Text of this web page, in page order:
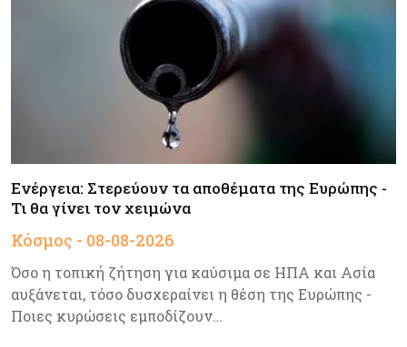
Κύπρος 08-08-2026
Πιο ισχυρό το κυπριακό διαβατήριο το 2026
Meridiam–GSI: Τι προκύπτει – και τι όχι – από
την απάντηση της Κομισιόν
Κόσμος
Η Τουρκία χτυπάει Ντουμπάι και Λονδίνο:
πλούσιων κατοίκων και επενδυτών
Κύπρος
Ενέργεια: Στερεύουν τα αποθέματα της Ευρώπης -
Τι θα γίνει τον χειμώνα
Κόσμος - 08-08-2026
Όσο η τοπική ζήτηση για καύσιμα σε ΗΠΑ και Ασία
αυξάνεται, τόσο δυσχεραίνει η θέση της Ευρώπης -
Ποιες κυρώσεις εμποδίζουν…